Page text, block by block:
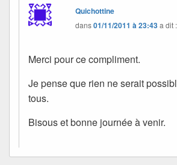
Quichottine
dans01/11/2011 à 23:43a dit :
Merci pour ce compliment.
Je pense que rien ne serait
tous.
Bisous et bonne journée à venir.